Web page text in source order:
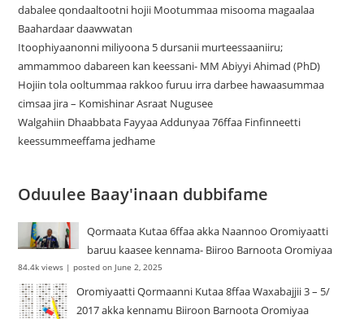
dabalee qondaaltootni hojii Mootummaa misooma magaalaa
Baahardaar daawwatan
Itoophiyaanonni miliyoona 5 dursanii murteessaaniiru;
ammammoo dabareen kan keessani- MM Abiyyi Ahimad (PhD)
Hojiin tola ooltummaa rakkoo furuu irra darbee hawaasummaa
cimsaa jira – Komishinar Asraat Nugusee
Walgahiin Dhaabbata Fayyaa Addunyaa 76ffaa Finfinneetti
keessummeeffama jedhame
Oduulee Baay'inaan dubbifame
Qormaata Kutaa 6ffaa akka Naannoo Oromiyaatti
baruu kaasee kennama- Biiroo Barnoota Oromiyaa
84.4k views |posted on June 2, 2025
Oromiyaatti Qormaanni Kutaa 8ffaa Waxabajjii 3 – 5/
2017 akka kennamu Biiroon Barnoota Oromiyaa